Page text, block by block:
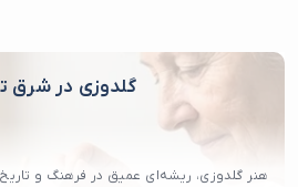
گلدوزی در شرق
هنر گلدوزی، ریشه‌ای عمیق در فرهنگ و تاریخ